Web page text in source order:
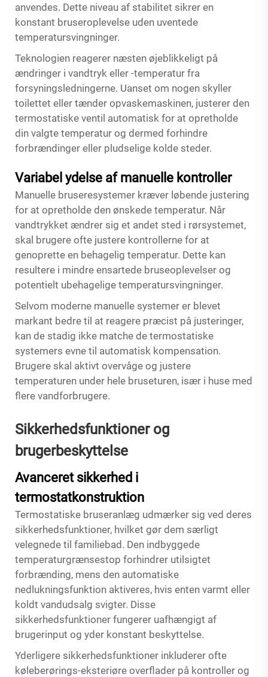
anvendes. Dette niveau af stabilitet sikrer en
konstant bruseroplevelse uden uventede
temperatursvingninger.
Teknologien reagerer næsten øjeblikkeligt på
ændringer i vandtryk eller -temperatur fra
forsyningsledningerne. Uanset om nogen skyller
toilettet eller tænder opvaskemaskinen, justerer den
termostatiske ventil automatisk for at opretholde
din valgte temperatur og dermed forhindre
forbrændinger eller pludselige kolde steder.
Variabel ydelse af manuelle kontroller
Manuelle bruseresystemer kræver løbende justering
for at opretholde den ønskede temperatur. Når
vandtrykket ændrer sig et andet sted i rørsystemet,
skal brugere ofte justere kontrollerne for at
genoprette en behagelig temperatur. Dette kan
resultere i mindre ensartede bruseoplevelser og
potentielt ubehagelige temperatursvingninger.
Selvom moderne manuelle systemer er blevet
markant bedre til at reagere præcist på justeringer,
kan de stadig ikke matche de termostatiske
systemers evne til automatisk kompensation.
Brugere skal aktivt overvåge og justere
temperaturen under hele bruseturen, især i huse med
flere vandforbrugere.
Sikkerhedsfunktioner og
brugerbeskyttelse
Avanceret sikkerhed i
termostatkonstruktion
Termostatiske bruseranlæg udmærker sig ved deres
sikkerhedsfunktioner, hvilket gør dem særligt
velegnede til familiebad. Den indbyggede
temperaturgrænsestop forhindrer utilsigtet
forbrænding, mens den automatiske
nedlukningsfunktion aktiveres, hvis enten varmt eller
koldt vandudsalg svigter. Disse
sikkerhedsfunktioner fungerer uafhængigt af
brugerinput og yder konstant beskyttelse.
Yderligere sikkerhedsfunktioner inkluderer ofte
køleberørings-eksteriøre overflader på kontroller og